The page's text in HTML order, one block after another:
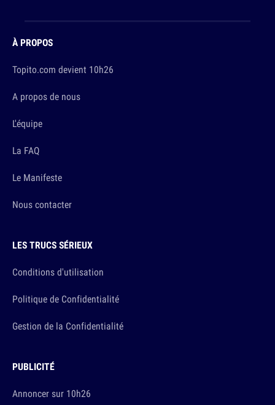
À PROPOS
Topito.com devient 10h26
A propos de nous
L'équipe
La FAQ
Le Manifeste
Nous contacter
LES TRUCS SÉRIEUX
Conditions d'utilisation
Politique de Confidentialité
Gestion de la Confidentialité
PUBLICITÉ
Annoncer sur 10h26